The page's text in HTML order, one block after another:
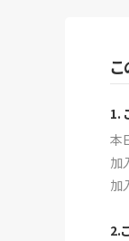
1.
本
加
加
2.